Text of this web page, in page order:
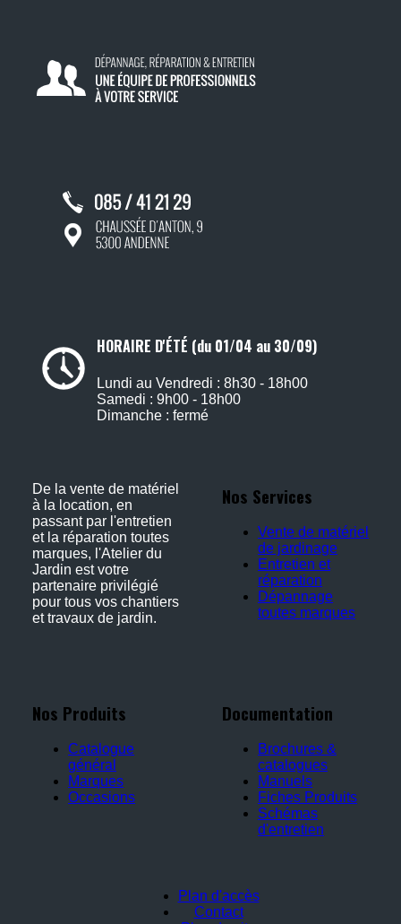
HORAIRE D'ÉTÉ (du 01/04 au 30/09)
Lundi au Vendredi : 8h30 - 18h00
Samedi : 9h00 - 18h00
Dimanche : fermé
De la vente de matériel
à la location, en
passant par l'entretien
et la réparation toutes
marques, l'Atelier du
Jardin est votre
partenaire privilégié
pour tous vos chantiers
et travaux de jardin.
Nos Services
Vente de matériel
de jardinage
Entretien et
réparation
Dépannage
toutes marques
Nos Produits
Catalogue
général
Marques
Occasions
Documentation
Brochures &
catalogues
Manuels
Fiches Produits
Schémas
d'entretien
Plan d'accès
Contact